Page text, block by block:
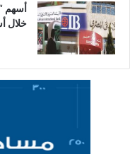
أسهم
خلال أسبوع